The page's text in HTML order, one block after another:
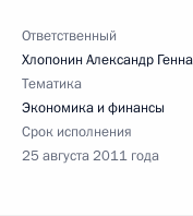
Ответственный
Хлопонин Александр
Тематика
Экономика и финансы
Срок исполнения
25 августа 2011 года